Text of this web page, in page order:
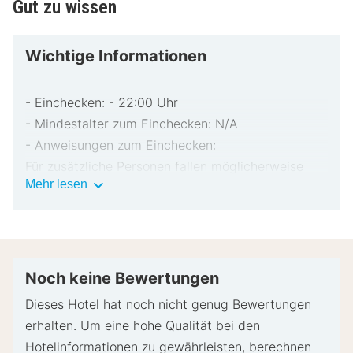
Gut zu wissen
Wichtige Informationen
- Einchecken: - 22:00 Uhr
- Mindestalter zum Einchecken: N/A
- Anweisungen zum Einchecken:
Für zusätzliche Personen fallen möglicherweise
Gebühren an, die abhängig von den Bestimmungen
bar für unvorhergesehene Aufwendungen verlangt.
versucht, Sonderwünschen entgegenzukommen,
Mehr lesen Wichtige
Noch keine Bewertungen
Dieses Hotel hat noch nicht genug Bewertungen
erhalten. Um eine hohe Qualität bei den
Hotelinformationen zu gewährleisten, berechnen